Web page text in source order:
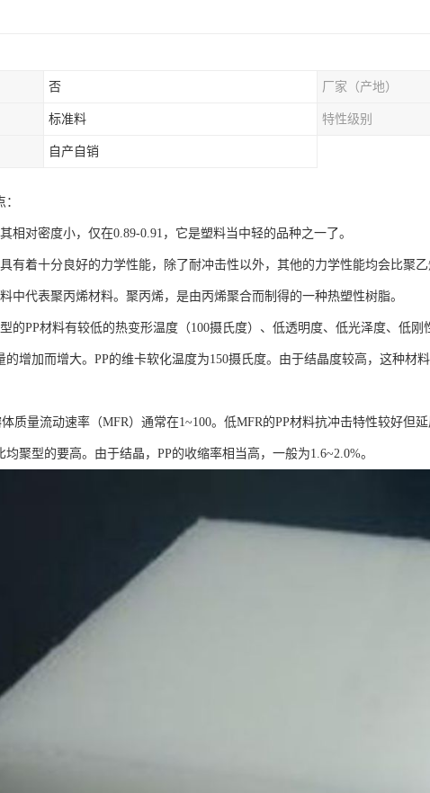
否 厂家（产地）
标准料 特性级别
自产自销
相对密度小，仅在0.89-0.91，它是塑料当中轻的品种之一了。
有着十分良好的力学性能，除了耐冲击性以外，其他的力学性能均会比聚
中代表聚丙烯材料。聚丙烯，是由丙烯聚合而制得的一种热塑性树脂。
的PP材料有较低的热变形温度（100摄氏度）、低透明度、低光泽度、低
的增加而增大。PP的维卡软化温度为150摄氏度。由于结晶度较高，这种材
体质量流动速率（MFR）通常在1~100。低MFR的PP材料抗冲击特性较好但
均聚型的要高。由于结晶，PP的收缩率相当高，一般为1.6~2.0%。